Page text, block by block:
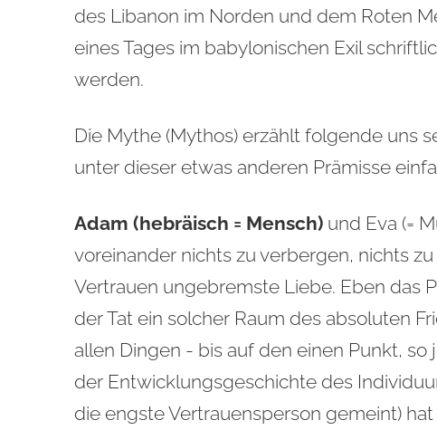
des Libanon im Norden und dem Roten
eines Tages im babylonischen Exil
werden.
Die Mythe (Mythos) erzählt folgende uns
unter dieser etwas anderen Prämisse
Adam (hebräisch = Mensch) und Eva (=
voreinander nichts zu verbergen, nichts
Vertrauen ungebremste Liebe. Eben das
der Tat ein solcher Raum des absoluten
allen Dingen - bis auf den einen Punkt,
der Entwicklungsgeschichte des
die engste Vertrauensperson gemeint)